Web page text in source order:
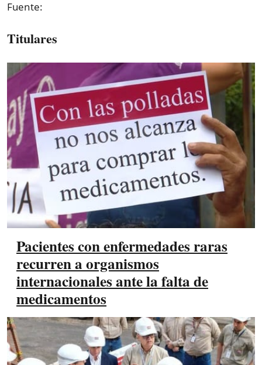
Fuente:
Titulares
Pacientes con enfermedades raras
recurren a organismos
internacionales ante la falta de
medicamentos